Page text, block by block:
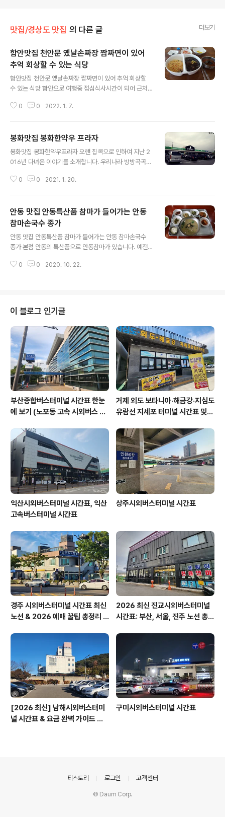
맛집/경상도 맛집 의 다른 글 더보기
함안맛집 천안문 옜날손짜장 짬짜면이 있어
추억 회상할 수 있는 식당
함안맛집 천안문 옜날손짜장 짬짜면이 있어 추억 회상할
수 있는 식당 함안으로 여행중 점심식사시간이 되어 근처
그 자리에 차를 대고 들어갑니다. 으레 간단하게 먹기로는
내부로 들어가니 상당히 큰 홀을 갖추고 있고 손님들도 많
이 오셔서 식사를 하고 있는 게 보입니다. 자리에 앉아 메뉴
판을 보니 갑자기 한곳에 집중하게 되는데요 짬짜면이 있
각하며 처음 짬짜면이 나왔을 때의 회상에 잠시 빠져 봅니
0 0 2022. 1. 7.
봉화맛집 봉화한약우 프라자
봉화맛집 봉화한약우프라자 오랜 집콕으로 인하여 지난 2
016년 다녀온 이야기를 소개합니다. 우리나라 방방곡곡에
다면 경북 봉화에는 어떤 한우브랜드가 있을까요? 봉화에
우브랜드입니다. 당귀, 도라지, 백출, 작약, 진피, 황기등 6
가지 한약재를 첨가하여 엄격한 생산관리와 사육단계별 전
용사료로 개발하여 관리하고 있는 '봉화한약우'는 최고의
브랜드입니다. 이러한 봉화한약우가 지난 11월 16일 서울
여의도 중소기업중앙회 그랜드홀에서 열린 제13회 우수
축산물브랜드 인증 발표회에서 ‘2013년에 이어 2017 우
0 0 2021. 1. 20.
안동 맛집 안동특산품 참마가 들어가는 안동
참마손국수 종가
안동 맛집 안동특산품 참마가 들어가는 안동 참마손국수
종가 본점 안동의 특산품으로 안동참마가 있습니다. 예전
였다고 하는 안동참마 오늘은 이 안동참마를 이용하여 칼
주차는 근처의 주차장을 이용하셔야 합니다. 식당은 신발
을 벗고 들어가는 공간으로 만들어져 있으며 먼저 오신 손
님이 자리를 비운 후에야 자리를 잡고 음식 주문을 할 수 있
었습니다. 안동 국수를 주문하였는데 먼저 나온 반찬에 눈
이 휘둥그레졌습니다. 칼국수 한 그릇에 이렇게 많은 가짓
수의 반찬을 내어 주시다니 이건 칼국수 한정식..
0 0 2020. 10. 22.
이 블로그 인기글
부산종합버스터미널 시간표 한눈
에 보기 (노포동 고속 시외버스 총
거제 외도 보타니아·해금강·지심도
유람선 지세포 터미널 시간표 및
익산시외버스터미널 시간표, 익산
고속버스터미널 시간표
상주시외버스터미널 시간표
경주 시외버스터미널 시간표 최신
노선 & 2026 예매 꿀팁 총정리 &
2026 최신 진교시외버스터미널
시간표: 부산, 서울, 진주 노선 총정
[2026 최신] 남해시외버스터미
널 시간표 & 요금 완벽 가이드 보
구미시외버스터미널 시간표
티스토리 로그인 고객센터
© Daum Corp.